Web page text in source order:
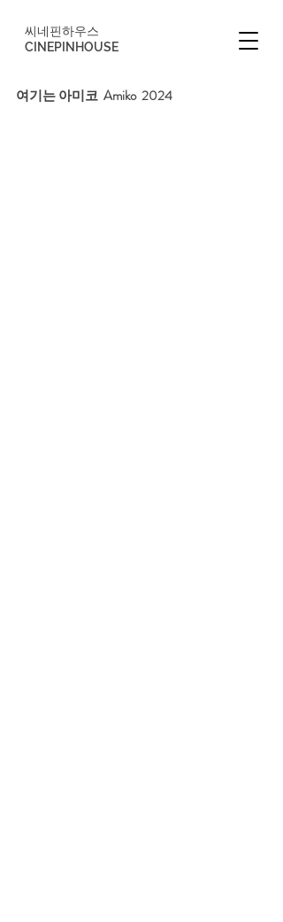
씨네핀하우스
CINEPINHOUSE
여기는 아미코  Amiko  2024